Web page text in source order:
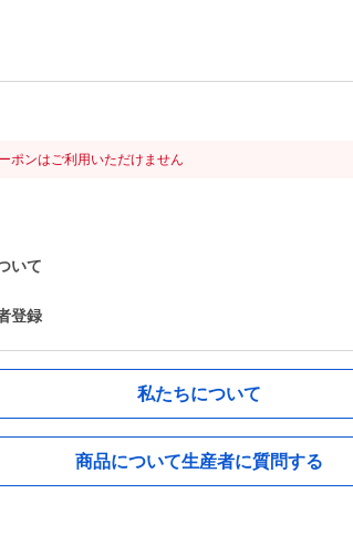
ポンはご利用いただけません
いて
登録
私たちについて
商品について生産者に質問する